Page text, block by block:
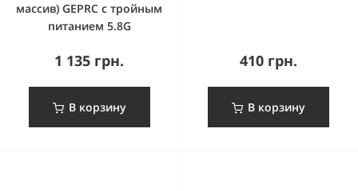
массив) GEPRC с тройным
питанием 5.8G
1 135 грн.
В корзину
410 грн.
В корзину